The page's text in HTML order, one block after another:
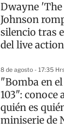
Dwayne
Johnson
silencio tras
del live
8 de agosto - 17:35
"Bomba en
103": conoce
quién es
miniserie de